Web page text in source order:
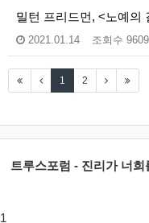
밀턴 프리드먼, <노예의
2021.01.14 조회수 9609
1 2
트루스포럼 - 진리가 너
1